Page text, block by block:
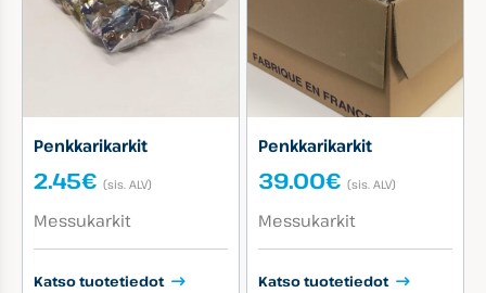
Penkkarikarkit
2.45€ (sis. ALV)
Tuotekategoriat:
Messukarkit
Katso tuotetiedot
Penkkarikarkit
39.00€ (sis. ALV)
Tuotekategoriat:
Messukarkit
Katso tuotetiedot